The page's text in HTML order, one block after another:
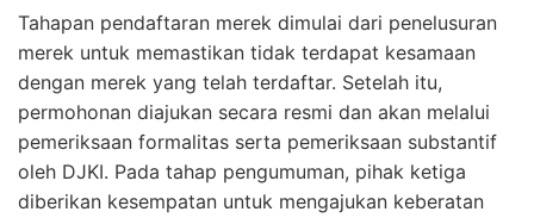
Tahapan pendaftaran merek dimulai dari penelusuran
merek untuk memastikan tidak terdapat kesamaan
dengan merek yang telah terdaftar. Setelah itu,
permohonan diajukan secara resmi dan akan melalui
pemeriksaan formalitas serta pemeriksaan substantif
oleh DJKI. Pada tahap pengumuman, pihak ketiga
diberikan kesempatan untuk mengajukan keberatan